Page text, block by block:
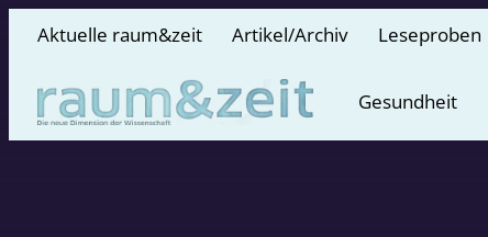
Aktuelle raum&zeit Artikel/Archiv Leseproben
Gesundheit